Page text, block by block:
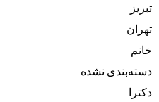
تبریز
تهران
خانم
دسته‌بندی نشده
دکترا